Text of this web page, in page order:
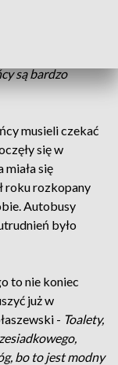
są bardzo
musieli czekać
się w
miała się
roku rozkopany
Autobusy
było
to nie koniec
już w
- Toalety,
bo to jest modny